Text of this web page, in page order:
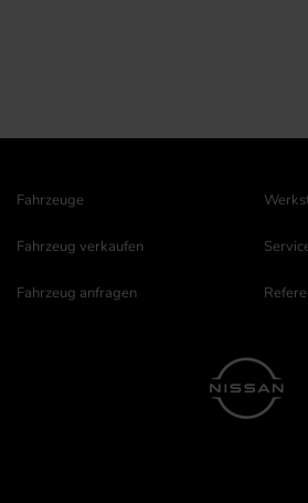
Fahrzeuge
Fahrzeug verkaufen
Fahrzeug anfragen